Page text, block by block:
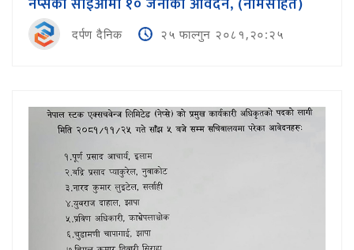
नेप्सेको सीईओमा १० जनाको आवेदन, (नामसहित)
दर्पण दैनिक २५ फाल्गुन २०८१,२०:२५